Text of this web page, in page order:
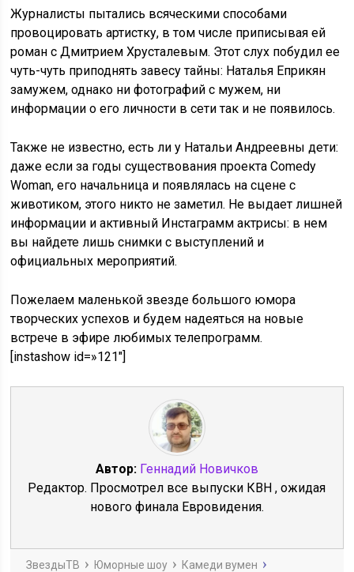
Журналисты пытались всяческими способами
провоцировать артистку, в том числе приписывая ей
роман с Дмитрием Хрусталевым. Этот слух побудил ее
чуть-чуть приподнять завесу тайны: Наталья Еприкян
замужем, однако ни фотографий с мужем, ни
информации о его личности в сети так и не появилось.
Также не известно, есть ли у Натальи Андреевны дети:
даже если за годы существования проекта Comedy
Woman, его начальница и появлялась на сцене с
животиком, этого никто не заметил. Не выдает лишней
информации и активный Инстаграмм актрисы: в нем
вы найдете лишь снимки с выступлений и
официальных мероприятий.
Пожелаем маленькой звезде большого юмора
творческих успехов и будем надеяться на новые
встрече в эфире любимых телепрограмм.
[instashow id=»121″]
Автор: Геннадий Новичков
Редактор. Просмотрел все выпуски КВН , ожидая
нового финала Евровидения.
ЗвездыТВ Юморные шоу Камеди вумен